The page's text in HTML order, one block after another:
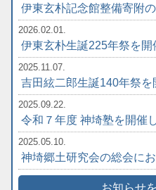
伊東玄朴記念館整備寄附
2026.02.01.
伊東玄朴生誕225年祭を開
2025.11.07.
吉田絃二郎生誕140年祭を
2025.09.22.
令和７年度 神埼塾を開催
2025.05.10.
神埼郷土研究会の総会に
お知らせ